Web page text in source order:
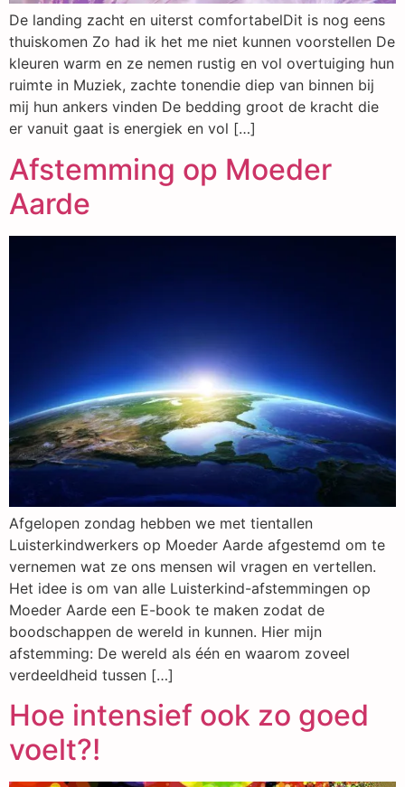
De landing zacht en uiterst comfortabelDit is nog eens
thuiskomen Zo had ik het me niet kunnen voorstellen De
kleuren warm en ze nemen rustig en vol overtuiging hun
ruimte in Muziek, zachte tonendie diep van binnen bij
mij hun ankers vinden De bedding groot de kracht die
er vanuit gaat is energiek en vol […]
Afstemming op Moeder
Aarde
Afgelopen zondag hebben we met tientallen
Luisterkindwerkers op Moeder Aarde afgestemd om te
vernemen wat ze ons mensen wil vragen en vertellen.
Het idee is om van alle Luisterkind-afstemmingen op
Moeder Aarde een E-book te maken zodat de
boodschappen de wereld in kunnen. Hier mijn
afstemming: De wereld als één en waarom zoveel
verdeeldheid tussen […]
Hoe intensief ook zo goed
voelt?!